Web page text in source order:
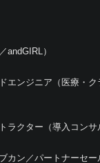
andGIRL）
エンジニア（医療・
ラクター（導入コンサ
カン／パートナーセー